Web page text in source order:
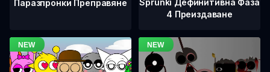
Паразпронки Преправяне
Sprunki Дефинитивна Фаза
4 Преиздаване